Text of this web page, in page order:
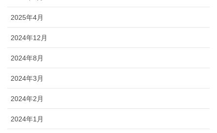
2025年4月
2024年12月
2024年8月
2024年3月
2024年2月
2024年1月